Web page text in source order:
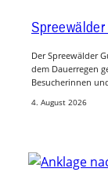
Der Spreewälder
dem Dauerregen
Besucherinnen
4. August 2026